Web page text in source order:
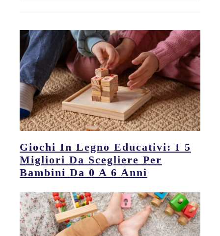
Giochi In Legno Educativi: I 5
Migliori Da Scegliere Per
Bambini Da 0 A 6 Anni